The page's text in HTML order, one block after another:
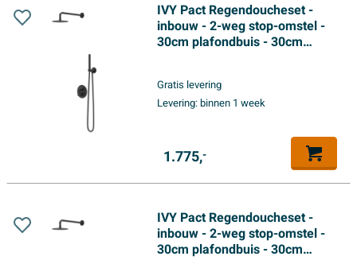
IVY Pact Regendoucheset -
inbouw - 2-weg stop-omstel -
30cm plafondbuis - 30cm
doucheslang - 3-standen
handdouche - Mat zwart PED
Gratis levering
Levering:binnen 1 week
1.775,-
IVY Pact Regendoucheset -
inbouw - 2-weg stop-omstel -
30cm plafondbuis - 30cm